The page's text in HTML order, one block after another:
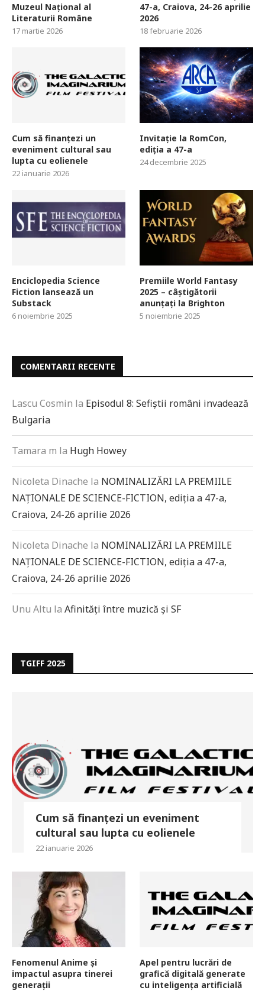
Muzeul Național al
Literaturii Române
17 martie 2026
47-a, Craiova, 24-26 aprilie
2026
18 februarie 2026
Cum să finanțezi un
eveniment cultural sau
lupta cu eolienele
22 ianuarie 2026
Invitație la RomCon,
ediția a 47-a
24 decembrie 2025
Enciclopedia Science
Fiction lansează un
Substack
6 noiembrie 2025
Premiile World Fantasy
2025 – câștigătorii
anunțați la Brighton
5 noiembrie 2025
COMENTARII RECENTE
Lascu Cosmin la Episodul 8: Sefiștii români invadează
Bulgaria
Tamara m la Hugh Howey
Nicoleta Dinache la NOMINALIZĂRI LA PREMIILE
NAȚIONALE DE SCIENCE-FICTION, ediția a 47-a,
Craiova, 24-26 aprilie 2026
Nicoleta Dinache la NOMINALIZĂRI LA PREMIILE
NAȚIONALE DE SCIENCE-FICTION, ediția a 47-a,
Craiova, 24-26 aprilie 2026
Unu Altu la Afinități între muzică și SF
TGIFF 2025
Cum să finanțezi un eveniment
cultural sau lupta cu eolienele
22 ianuarie 2026
Fenomenul Anime și
impactul asupra tinerei
generații
Apel pentru lucrări de
grafică digitală generate
cu inteligența artificială